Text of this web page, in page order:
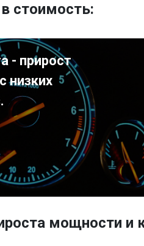
стоимость:
- прирост
низких
мощности и